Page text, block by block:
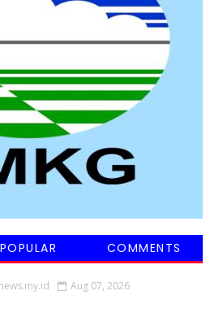
POPULAR COMMENTS
Aug 07, 2026